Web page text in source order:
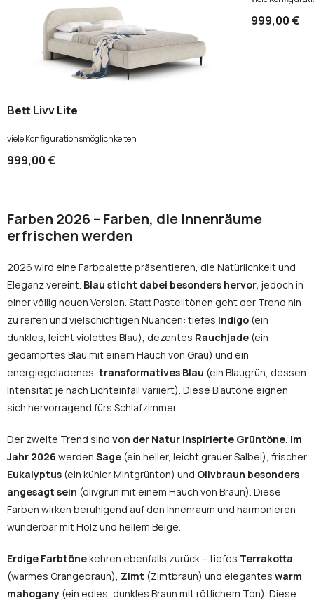
Bett Livv Lite
viele Konfigurationsmöglichkeiten
999,00 €
999,00 €
Farben 2026 – Farben, die Innenräume
erfrischen werden
2026 wird eine Farbpalette präsentieren, die Natürlichkeit und
Eleganz vereint. Blau sticht dabei besonders hervor, jedoch in
einer völlig neuen Version. Statt Pastelltönen geht der Trend hin
zu reifen und vielschichtigen Nuancen: tiefes Indigo (ein
dunkles, leicht violettes Blau), dezentes Rauchjade (ein
gedämpftes Blau mit einem Hauch von Grau) und ein
energiegeladenes, transformatives Blau (ein Blaugrün, dessen
Intensität je nach Lichteinfall variiert). Diese Blautöne eignen
sich hervorragend fürs Schlafzimmer.
Der zweite Trend sind von der Natur inspirierte Grüntöne. Im
Jahr 2026 werden Sage (ein heller, leicht grauer Salbei), frischer
Eukalyptus (ein kühler Mintgrünton) und Olivbraun besonders
angesagt sein (olivgrün mit einem Hauch von Braun). Diese
Farben wirken beruhigend auf den Innenraum und harmonieren
wunderbar mit Holz und hellem Beige.
Erdige Farbtönekehren ebenfalls zurück – tiefes Terrakotta
(warmes Orangebraun), Zimt (Zimtbraun) und elegantes warm
mahogany (ein edles, dunkles Braun mit rötlichem Ton). Diese